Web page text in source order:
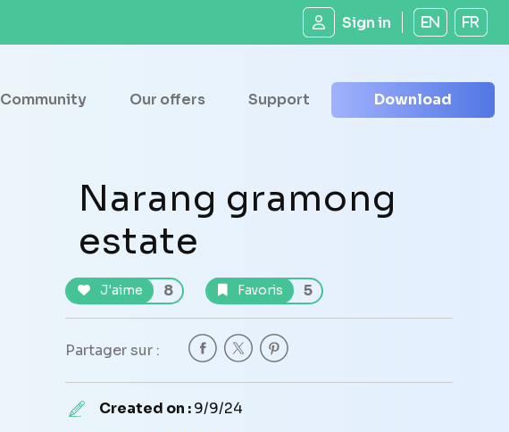
Sign in EN FR
Community Our offers Support Download
Narang gramong
estate
J'aime 8 Favoris 5
Partager sur :
Created on :9/9/24